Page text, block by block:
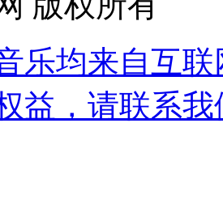
乐均来自互
益，请联系